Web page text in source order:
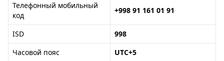
Телефонный мобильный
код
+998 91 161 01 91
ISD
998
Часовой пояс
UTC+5